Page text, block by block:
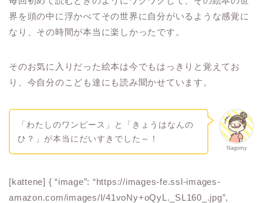
界を頭の中に浮かべてその世界に自分がいるような感覚に
なり、その時間が本当に楽しかったです。
そのお気に入りだった絵本は今でもはっきりと覚えてお
り、今自分のこども達にも読み聞かせています。
Nagomy
「わたしのワンピース」と「きょうはなんの
ひ？」が本当にだいすきでした～！
[kattene] { “image”: “https://images-fe.ssl-images-
amazon.com/images/I/41voNy+oQyL._SL160_.jpg”,